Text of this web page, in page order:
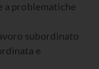
a problematiche
subordinato
e